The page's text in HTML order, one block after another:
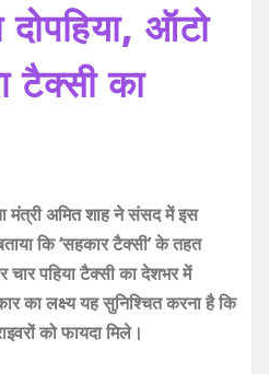
ऑटो
टैक्सी का
मंत्री अमित शाह ने संसद में इस
कि ‘सहकार टैक्सी’ के तहत
चार पहिया टैक्सी का देशभर में
का लक्ष्य यह सुनिश्चित करना है कि
को फायदा मिले।